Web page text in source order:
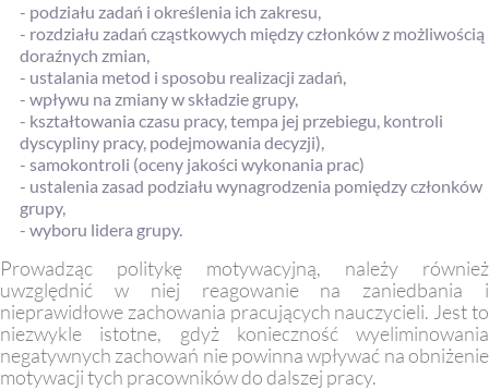
- podziału zadań i określenia ich zakresu,
- rozdziału zadań cząstkowych między członków z możliwością
doraźnych zmian,
- ustalania metod i sposobu realizacji zadań,
- wpływu na zmiany w składzie grupy,
- kształtowania czasu pracy, tempa jej przebiegu, kontroli
dyscypliny pracy, podejmowania decyzji),
- samokontroli (oceny jakości wykonania prac)
- ustalenia zasad podziału wynagrodzenia pomiędzy członków
grupy,
- wyboru lidera grupy.
Prowadząc politykę motywacyjną, należy również
uwzględnić w niej reagowanie na zaniedbania i
nieprawidłowe zachowania pracujących nauczycieli. Jest to
niezwykle istotne, gdyż konieczność wyeliminowania
negatywnych zachowań nie powinna wpływać na obniżenie
motywacji tych pracowników do dalszej pracy.